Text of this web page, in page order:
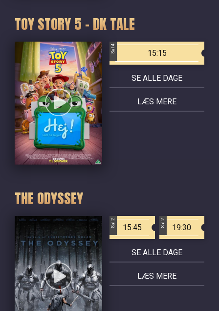
TOY STORY 5 - DK TALE
Sal 4 15:15
SE ALLE DAGE
LÆS MERE
THE ODYSSEY
Sal 2 15:45 Sal 2 19:30
SE ALLE DAGE
LÆS MERE